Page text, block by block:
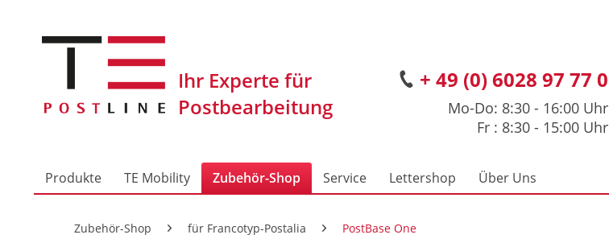
+ 49 (0) 6028 97 77 0
Mo-Do: 8:30 - 16:00 Uhr
Fr : 8:30 - 15:00 Uhr
Produkte TE Mobility Zubehör-Shop Service Lettershop Über Uns
Zubehör-Shop für Francotyp-Postalia PostBase One